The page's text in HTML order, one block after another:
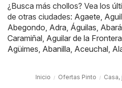
¿Busca más chollos? Vea los
de otras ciudades: Agaete
Abegondo Adra Águilas
Caramiñal Aguilar de la Frontera
Agüimes Abanilla Aceuchal
Inicio Ofertas Pinto